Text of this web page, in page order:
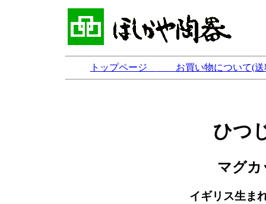
トップページ お買い物について(
ひつ
マグカ
イギリス生ま